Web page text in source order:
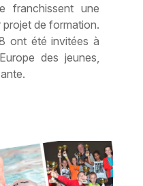
franchissent une
de formation.
ont été invitées à
des jeunes,